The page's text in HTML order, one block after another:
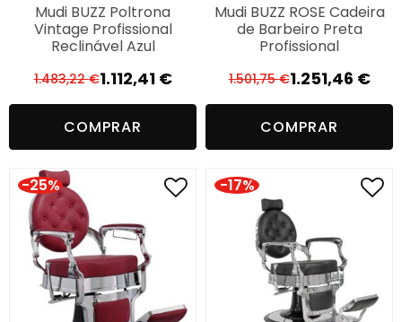
Mudi BUZZ Poltrona
Vintage Profissional
Reclinável Azul
1.483,22€O
preço
original
era:
1.483,22 €.
1.112,41 €
O
preço
atual
é:
1.112,41 €.
COMPRAR
Mudi BUZZ ROSE Cadeira
de Barbeiro Preta
Profissional
1.501,75€ O
preço
original
era:
1.501,75 €.
1.251,46 €
O
preço
atual
é:
1.251,46 €.
COMPRAR
-25% -17%